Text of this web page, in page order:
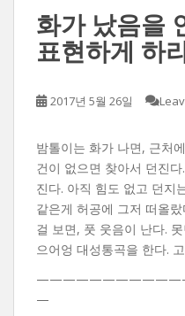
화가 났음을
표현하게 하
2017년 5월 26일
밤톨이는 화가 나면, 근처
건이 없으면 찾아서 던진
진다. 아직 힘도 없고 던지
같은게 허공에 그저 떠올
걸 보면, 풋 웃음이 난다.
으어엉 대성통곡을 한다.
—